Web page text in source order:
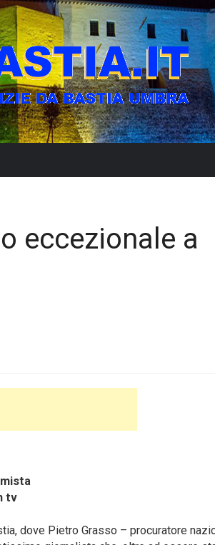
eccezionale a
tv
dove Pietro Grasso – procuratore